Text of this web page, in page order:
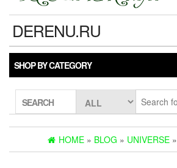
DERENU.RU
SHOP BY CATEGORY
SEARCH
HOME » BLOG » UNIVERSE